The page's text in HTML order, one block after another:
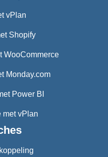
vPlan
Shopify
WooCommerce
Monday.com
Power BI
met vPlan